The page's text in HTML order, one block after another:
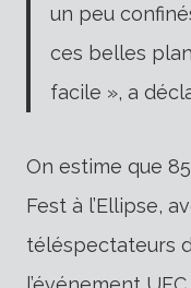
un peu
ces belles
facile », a
On estime que
Fest à l’Ellipse,
téléspectateurs